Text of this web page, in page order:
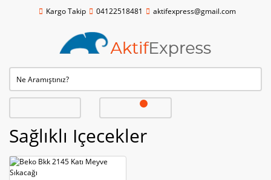
Kargo Takip 04122518481 aktifexpress@gmail.com
Sağlıklı Içecekler